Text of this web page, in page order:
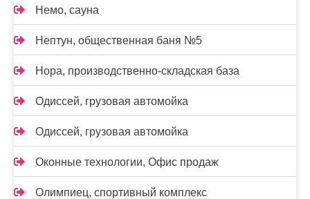
Немо, сауна
Нептун, общественная баня №5
Нора, производственно-складская база
Одиссей, грузовая автомойка
Одиссей, грузовая автомойка
Оконные технологии, Офис продаж
Олимпиец, спортивный комплекс